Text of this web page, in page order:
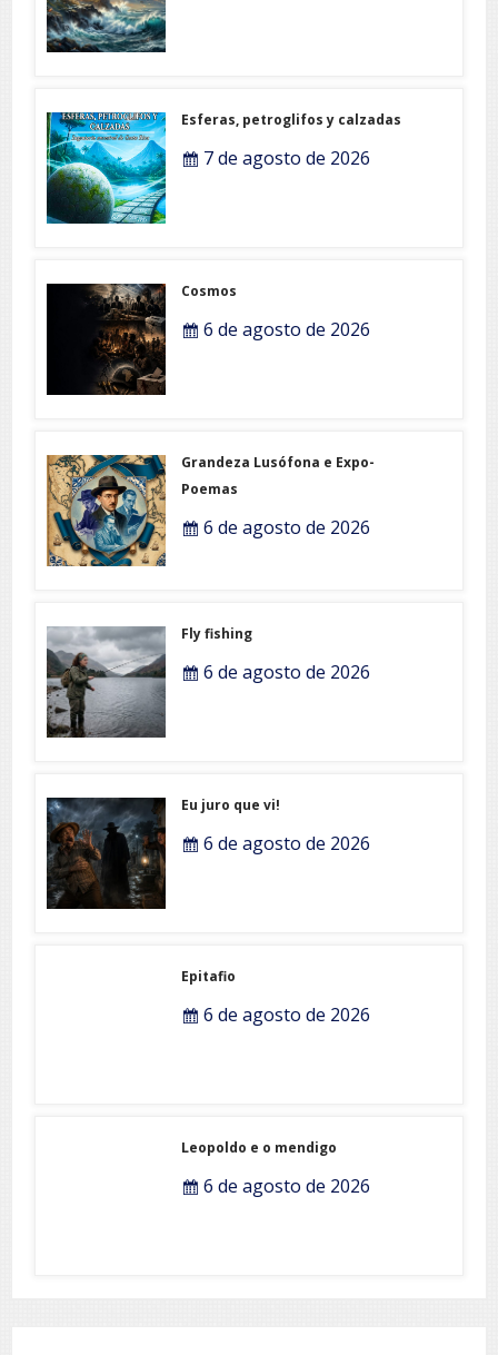
Esferas, petroglifos y calzadas
7 de agosto de 2026
Cosmos
6 de agosto de 2026
Grandeza Lusófona e Expo-
Poemas
6 de agosto de 2026
Fly fishing
6 de agosto de 2026
Eu juro que vi!
6 de agosto de 2026
Epitafio
6 de agosto de 2026
Leopoldo e o mendigo
6 de agosto de 2026